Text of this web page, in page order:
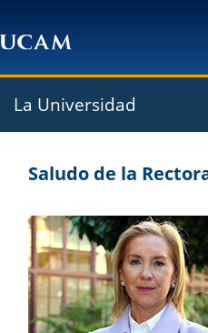
La Universidad
Saludo de la